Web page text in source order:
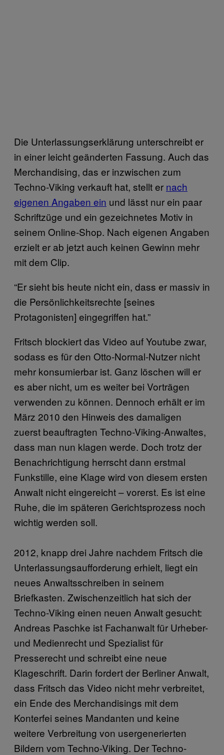
Die Unterlassungserklärung unterschreibt er
in einer leicht geänderten Fassung. Auch das
Merchandising, das er inzwischen zum
Techno-Viking verkauft hat, stellt er nach
eigenen Angaben ein und lässt nur ein paar
Schriftzüge und ein gezeichnetes Motiv in
seinem Online-Shop. Nach eigenen Angaben
erzielt er ab jetzt auch keinen Gewinn mehr
mit dem Clip.
“Er sieht bis heute nicht ein, dass er massiv in
die Persönlichkeitsrechte [seines
Protagonisten] eingegriffen hat.”
Fritsch blockiert das Video auf Youtube zwar,
sodass es für den Otto-Normal-Nutzer nicht
mehr konsumierbar ist. Ganz löschen will er
es aber nicht, um es weiter bei Vorträgen
verwenden zu können. Dennoch erhält er im
März 2010 den Hinweis des damaligen
zuerst beauftragten Techno-Viking-Anwaltes,
dass man nun klagen werde. Doch trotz der
Benachrichtigung herrscht dann erstmal
Funkstille, eine Klage wird von diesem ersten
Anwalt nicht eingereicht – vorerst. Es ist eine
Ruhe, die im späteren Gerichtsprozess noch
wichtig werden soll.
2012, knapp drei Jahre nachdem Fritsch die
Unterlassungsaufforderung erhielt, liegt ein
neues Anwaltsschreiben in seinem
Briefkasten. Zwischenzeitlich hat sich der
Techno-Viking einen neuen Anwalt gesucht:
Andreas Paschke ist Fachanwalt für Urheber-
und Medienrecht und Spezialist für
Presserecht und schreibt eine neue
Klageschrift. Darin fordert der Berliner Anwalt,
dass Fritsch das Video nicht mehr verbreitet,
ein Ende des Merchandisings mit dem
Konterfei seines Mandanten und keine
weitere Verbreitung von usergenerierten
Bildern vom Techno-Viking. Der Techno-